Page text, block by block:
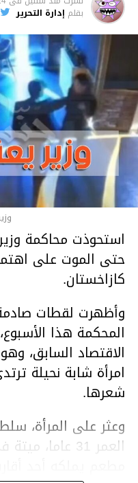
بقلم إدارة التحرير
استحوذت محاكمة
حتى الموت على
كازاخستان.
وأظهرت لقطات
المحكمة هذا
الاقتصاد السابق،
امرأة شابة نحيلة
شعرها.
وعثر على المرأة،
العمر 31